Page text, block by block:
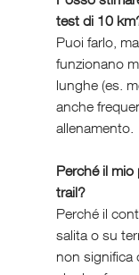
test di 10
Puoi farlo,
funzionano
lunghe (es.
anche
allenamento.
Perché il
trail?
Perché il
salita o su
non significa